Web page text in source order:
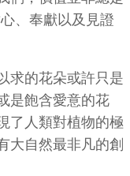
、奉獻以及見證
求的花朵或許只是
是飽含愛意的花
了人類對植物的極
大自然最非凡的創